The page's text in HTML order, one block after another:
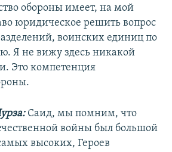
обороны имеет, на мой
юридическое решить вопрос
воинских единиц по
Я не вижу здесь никакой
Это компетенция
Саид, мы помним, что
войны был большой
высоких, Героев